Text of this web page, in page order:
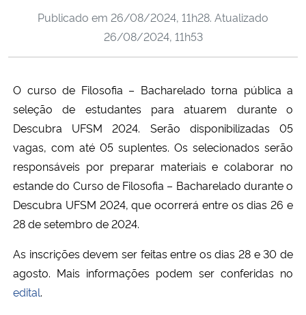
Controladoria-Geral da União
Ministério da Mulher, da Família e dos Direitos Humanos
Secretaria-Geral
Secretaria de Governo
Gabinete de Segurança Institucional
Advocacia-Geral da União
Publicado em 26/08/2024, 11h28. Atualizado
26/08/2024, 11h53
O curso de Filosofia – Bacharelado torna pública a
seleção de estudantes para atuarem durante o
Descubra UFSM 2024. Serão disponibilizadas 05
vagas, com até 05 suplentes. Os selecionados serão
responsáveis por preparar materiais e colaborar no
estande do Curso de Filosofia – Bacharelado durante o
Descubra UFSM 2024, que ocorrerá entre os dias 26 e
28 de setembro de 2024.
As inscrições devem ser feitas entre os dias 28 e 30 de
agosto. Mais informações podem ser conferidas no
edital.